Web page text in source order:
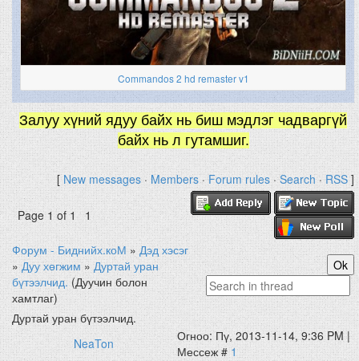
Commandos 2 hd remaster v1
Залуу хүний ядуу байх нь биш мэдлэг чадваргүй
байх нь л гутамшиг.
[New messages·Members·Forum rules·Search·RSS]
Page1of1 1
Форум - Биднийх.коМ » Дэд хэсэг
» Дуу хөгжим » Дуртай уран
бүтээлчид. (Дуучин болон
хамтлаг)
Дуртай уран бүтээлчид.
NeaTon
Огноо: Пү, 2013-11-14, 9:36 PM |
Мессеж #1